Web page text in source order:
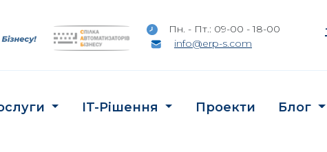
Пн. - Пт.: 09-00 - 18-00
info@erp-s.com
IT-Рішення Проекти Блог